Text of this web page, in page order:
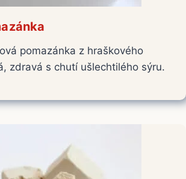
pomazánka z hraškového
zdravá s chutí ušlechtilého sýru.